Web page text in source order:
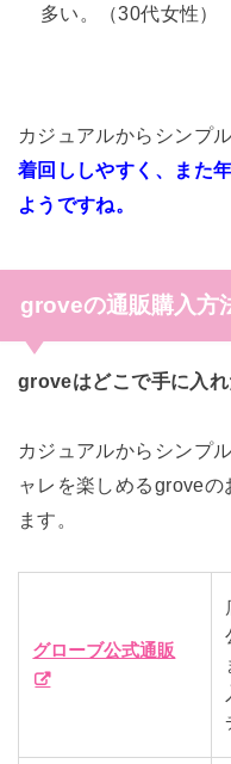
多い。（30代女性）
カジュアルからシンプ
着回ししやすく、また
ようですね。
groveの通販購入方
groveはどこで手に入れ
カジュアルからシンプ
ャレを楽しめるgrove
ます。
グローブ公式通販